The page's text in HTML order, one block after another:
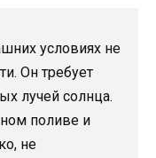
условиях не
Он требует
лучей солнца.
поливе и
не